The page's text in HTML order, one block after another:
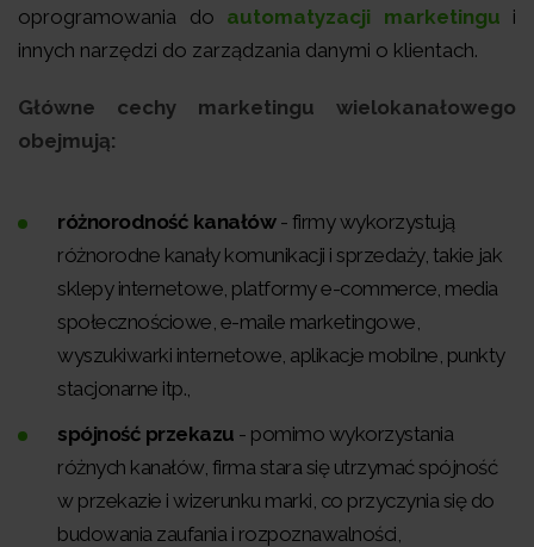
oprogramowania do automatyzacji marketingu i
innych narzędzi do zarządzania danymi o klientach.
Główne cechy marketingu wielokanałowego
obejmują:
różnorodność kanałów- firmy wykorzystują
różnorodne kanały komunikacji i sprzedaży, takie jak
sklepy internetowe, platformy e-commerce, media
społecznościowe, e-maile marketingowe,
wyszukiwarki internetowe, aplikacje mobilne, punkty
stacjonarne itp.,
spójność przekazu - pomimo wykorzystania
różnych kanałów, firma stara się utrzymać spójność
w przekazie i wizerunku marki, co przyczynia się do
budowania zaufania i rozpoznawalności,